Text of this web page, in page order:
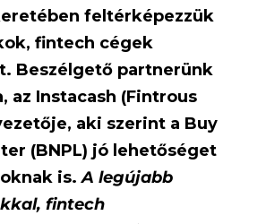
feltérképezzük
fintech cégek
Beszélgető partnerünk
az Instacash (Fintrous
aki szerint a Buy
(BNPL) jó lehetőséget
is.A legújabb
fintech